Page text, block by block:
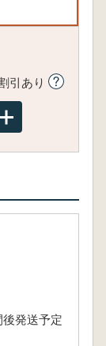
引あり
発送予定